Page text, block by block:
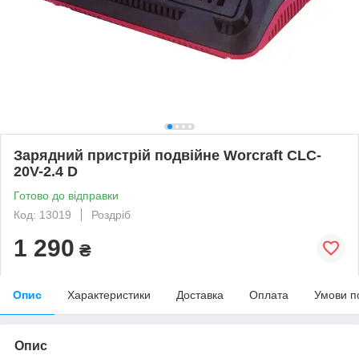
Зарядний пристрій подвійне Worcraft CLC-
20V-2.4 D
Готово до відправки
Код: 13019
Роздріб
1 290 ₴
Опис Характеристики Доставка Оплата Умови
Опис